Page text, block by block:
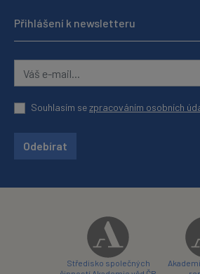
Přihlášení k newsletteru
Souhlasím sezpracováním osobních
Odebírat
Středisko společných